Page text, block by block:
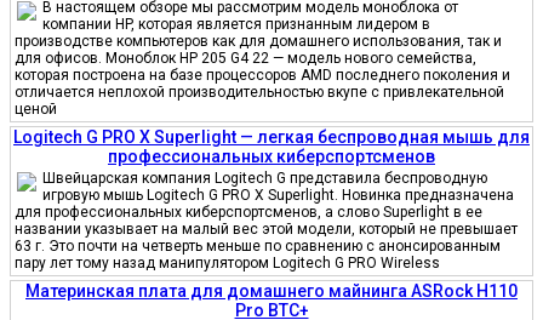
В настоящем обзоре мы рассмотрим модель моноблока от
компании HP, которая является признанным лидером в
производстве компьютеров как для домашнего использования, так и
для офисов. Моноблок HP 205 G4 22 — модель нового семейства,
которая построена на базе процессоров AMD последнего поколения и
отличается неплохой производительностью вкупе с привлекательной
ценой
Logitech G PRO X Superlight — легкая беспроводная мышь для
профессиональных киберспортсменов
Швейцарская компания Logitech G представила беспроводную
игровую мышь Logitech G PRO X Superlight. Новинка предназначена
для профессиональных киберспортсменов, а слово Superlight в ее
названии указывает на малый вес этой модели, который не превышает
63 г. Это почти на четверть меньше по сравнению с анонсированным
пару лет тому назад манипулятором Logitech G PRO Wireless
Материнская плата для домашнего майнинга ASRock H110
Pro BTC+